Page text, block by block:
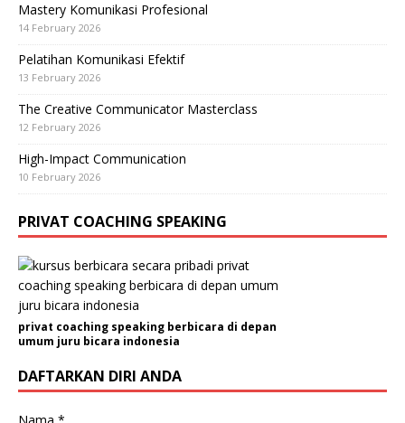
Mastery Komunikasi Profesional
14 February 2026
Pelatihan Komunikasi Efektif
13 February 2026
The Creative Communicator Masterclass
12 February 2026
High-Impact Communication
10 February 2026
PRIVAT COACHING SPEAKING
privat coaching speaking berbicara di depan
umum juru bicara indonesia
DAFTARKAN DIRI ANDA